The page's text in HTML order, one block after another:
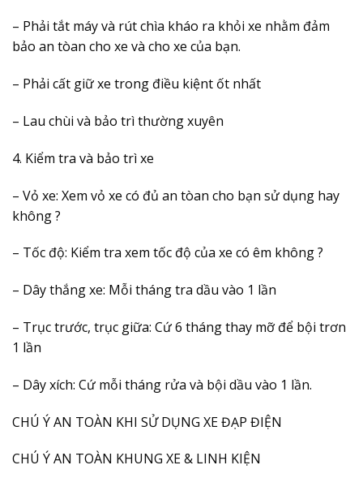
– Phải tắt máy và rút chìa kháo ra khỏi xe nhằm đảm
bảo an tòan cho xe và cho xe của bạn.
– Phải cất giữ xe trong điều kiệnt ốt nhất
– Lau chùi và bảo trì thường xuyên
4. Kiểm tra và bảo trì xe
– Vỏ xe: Xem vỏ xe có đủ an tòan cho bạn sử dụng hay
không ?
– Tốc độ: Kiểm tra xem tốc độ của xe có êm không ?
– Dây thắng xe: Mỗi tháng tra dầu vào 1 lần
– Trục trước, trục giữa: Cứ 6 tháng thay mỡ để bội trơn
1 lần
– Dây xích: Cứ mỗi tháng rửa và bội dầu vào 1 lần.
CHÚ Ý AN TOÀN KHI SỬ DỤNG XE ĐẠP ĐIỆN
CHÚ Ý AN TOÀN KHUNG XE & LINH KIỆN